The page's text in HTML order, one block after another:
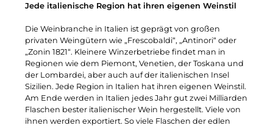
Jede italienische Region hat ihren eigenen Weinstil
Die Weinbranche in Italien ist geprägt von großen
privaten Weingütern wie „Frescobaldi“, „Antinori“ oder
„Zonin 1821“. Kleinere Winzerbetriebe findet man in
Regionen wie dem Piemont, Venetien, der Toskana und
der Lombardei, aber auch auf der italienischen Insel
Sizilien. Jede Region in Italien hat ihren eigenen Weinstil.
Am Ende werden in Italien jedes Jahr gut zwei Milliarden
Flaschen bester italienischer Wein hergestellt. Viele von
ihnen werden exportiert. So viele Flaschen der edlen